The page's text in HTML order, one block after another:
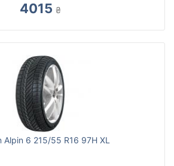
4015 ₴
Alpin 6 215/55 R16 97H XL